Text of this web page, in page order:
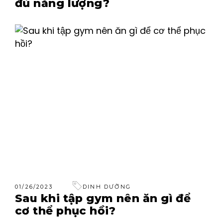
đủ năng lượng?
01/26/2023 DINH DƯỠNG
Sau khi tập gym nên ăn gì để
cơ thể phục hồi?